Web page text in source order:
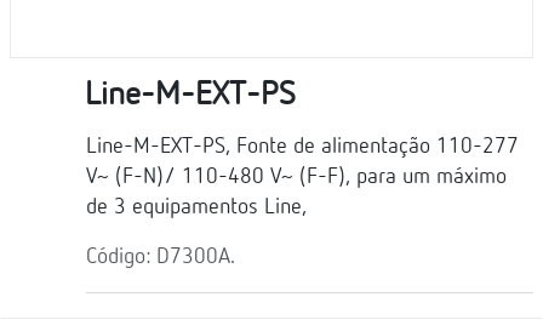
Line-M-EXT-PS
Line-M-EXT-PS, Fonte de alimentação 110-277
V~ (F-N)/ 110-480 V~ (F-F), para um máximo
de 3 equipamentos Line,
Código: D7300A.